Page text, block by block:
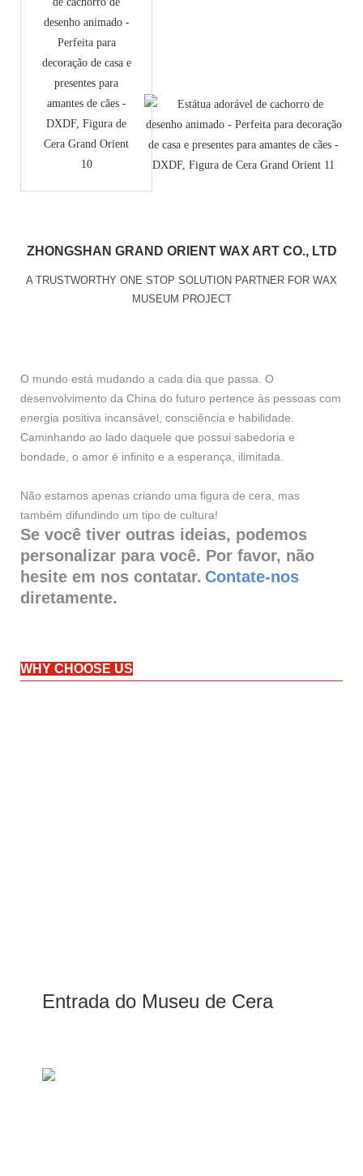
ZHONGSHAN GRAND ORIENT WAX ART CO., LTD
A TRUSTWORTHY ONE STOP SOLUTION PARTNER FOR WAX
MUSEUM PROJECT
O mundo está mudando a cada dia que passa. O
desenvolvimento da China do futuro pertence às pessoas com
energia positiva incansável, consciência e habilidade.
Caminhando ao lado daquele que possui sabedoria e
bondade, o amor é infinito e a esperança, ilimitada.
Não estamos apenas criando uma figura de cera, mas
também difundindo um tipo de cultura!
Se você tiver outras ideias, podemos
personalizar para você. Por favor, não
hesite em nos contatar. Contate-nos
diretamente.
WHY CHOOSE US
Entrada do Museu de Cera